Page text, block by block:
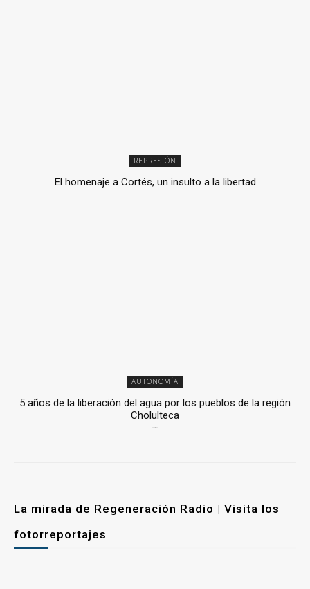
REPRESIÓN
El homenaje a Cortés, un insulto a la libertad
AUTONOMÍA
5 años de la liberación del agua por los pueblos de la región
Cholulteca
La mirada de Regeneración Radio | Visita los
fotorreportajes